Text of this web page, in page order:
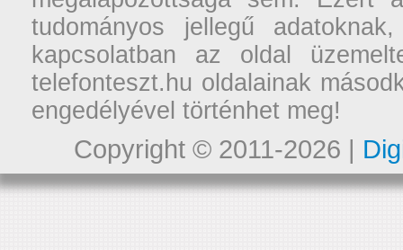
tudományos jellegű
kapcsolatban az oldal
telefonteszt.hu oldalainak
engedélyével történhet meg!
Copyright © 2011-2026 |